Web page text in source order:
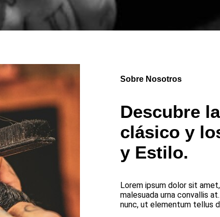
Sobre Nosotros
Descubre
clásico y
y Estilo.
Lorem ipsum dolor sit
malesuada urna convallis
nunc, ut elementum tellus